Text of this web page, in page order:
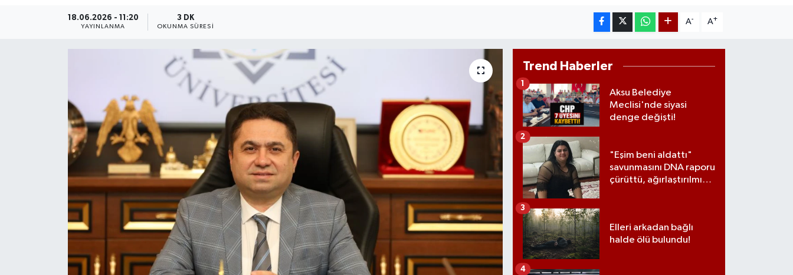
18.06.2026 - 11:20
YAYINLANMA
3 DK
OKUNMA SÜRESI
A- A+
Trend Haberler
Aksu Belediye
Meclisi'nde siyasi
denge değişti!
1
"Eşim beni aldattı"
savunmasını DNA raporu
çürüttü, ağırlaştırılmış
2
Elleri arkadan bağlı
halde ölü bulundu!
3
4